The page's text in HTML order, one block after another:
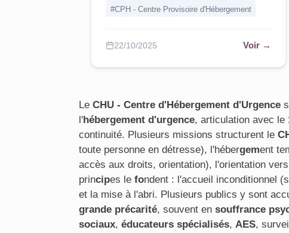
#CPH - Centre Provisoire d'Hébergement
22/10/2025 Voir →
Le CHU - Centre d'Hébergement d'Urgence
l'hébergement d'urgence, articulation avec le
continuité. Plusieurs missions structurent le
toute personne en détresse), l'hébergement
accès aux droits, orientation), l'orientation
principes le fondent : l'accueil inconditionnel
et la mise à l'abri. Plusieurs publics y sont
grande précarité, souvent en souffrance
sociaux, éducateurs spécialisés, AES,